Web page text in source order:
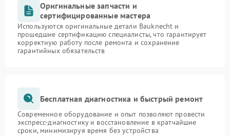
Оригинальные запчасти и
сертифицированные мастера
Используются оригинальные детали Bauknecht и
прошедшие сертификацию специалисты, что гарантирует
корректную работу после ремонта и сохранение
гарантийных обязательств
Бесплатная диагностика и быстрый ремонт
Современное оборудование и опыт позволяют провести
экспресс-диагностику и восстановление в кратчайшие
сроки, минимизируя время без устройства